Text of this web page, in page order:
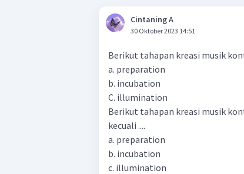
Cintaning A
30 Oktober 2023 14:51
Berikut tahapan kreasi musik
a. preparation
b. incubation
C. illumination
Berikut tahapan kreasi musik
kecuali ....
a. preparation
b. incubation
c. illumination